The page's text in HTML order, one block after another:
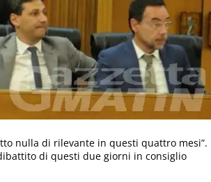
nulla di rilevante in questi quattro mesi”.
di questi due giorni in consiglio